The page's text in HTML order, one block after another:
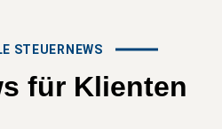
STEUERNEWS
für Klienten